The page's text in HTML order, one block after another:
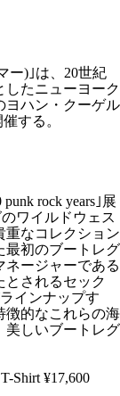
ー)｣は、20世紀
たニューヨーク
ヨハン・クーゲル
する。
rock years｣展
ワイルドウェス
重なコレクション
最初のブートレグ
ネージャーである
とされるセック
インナップす
徴的なこれらの海
美しいブートレグ
Shirt ¥17,600